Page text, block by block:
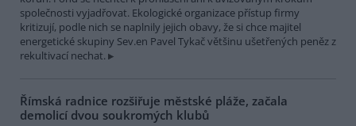
společnosti vyjadřovat. Ekologické organizace přístup firmy
kritizují, podle nich se naplnily jejich obavy, že si chce majitel
energetické skupiny Sev.en Pavel Tykač většinu ušetřených peněz z
rekultivací nechat.
Římská radnice rozšiřuje městské pláže, začala
demolicí dvou soukromých klubů